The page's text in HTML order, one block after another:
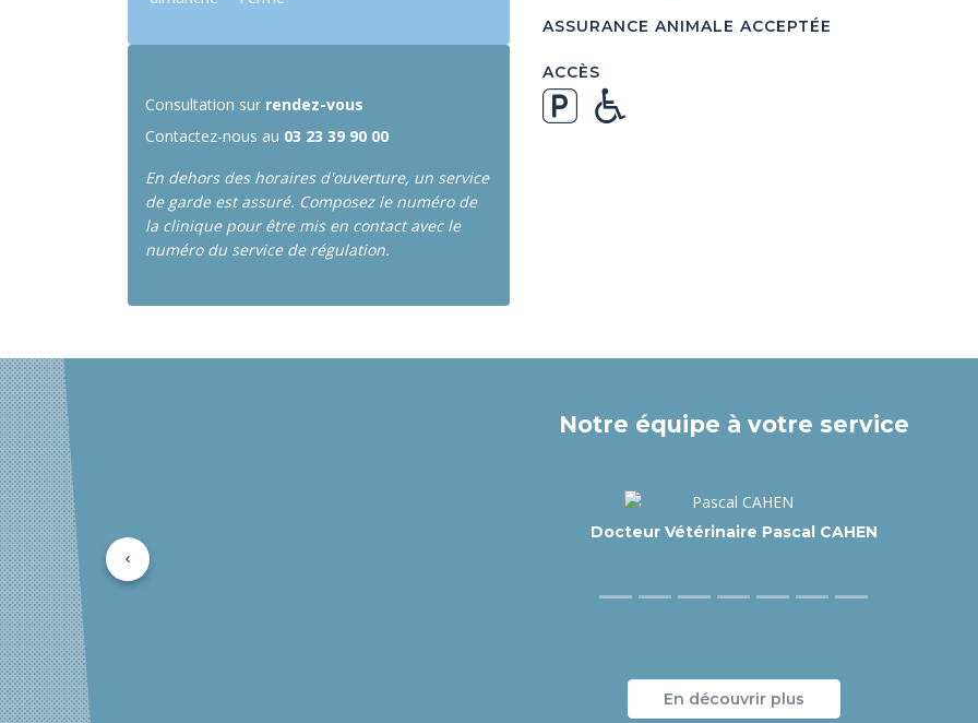
Consultation sur rendez-vous
Contactez-nous au 03 23 39 90 00
En dehors des horaires d'ouverture, un service
de garde est assuré. Composez le numéro de
la clinique pour être mis en contact avec le
numéro du service de régulation.
ASSURANCE ANIMALE ACCEPTÉE
ACCÈS
Notre équipe à votre service
Docteur Vétérinaire Sébastien SABATIER
Précédent
En découvrir plus